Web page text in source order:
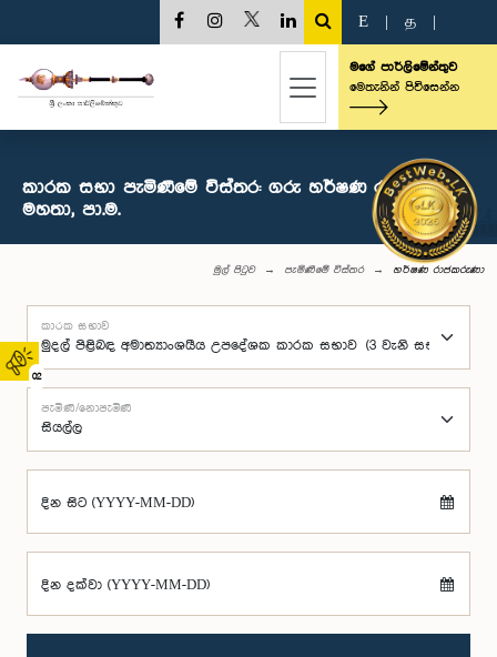
02
E த
මගේ පාර්ලිමේන්තුව
මෙතැනින් පිවිසෙන්න
කාරක සභා පැමිණීමේ විස්තර: ගරු හර්ෂණ රාජකරුණා
මහතා, පා.ම.
මුල් පිටුව පැමිණීමේ විස්තර හර්ෂණ රාජකරුණා
කාරක සභාව
පැමිණි/නොපැමිණි
දින සිට (YYYY-MM-DD)
දින දක්වා (YYYY-MM-DD)